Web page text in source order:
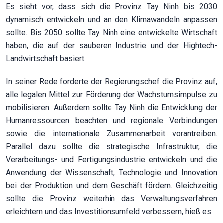
Es sieht vor, dass sich die Provinz Tay Ninh bis 2030
dynamisch entwickeln und an den Klimawandeln anpassen
sollte. Bis 2050 sollte Tay Ninh eine entwickelte Wirtschaft
haben, die auf der sauberen Industrie und der Hightech-
Landwirtschaft basiert.
In seiner Rede forderte der Regierungschef die Provinz auf,
alle legalen Mittel zur Förderung der Wachstumsimpulse zu
mobilisieren. Außerdem sollte Tay Ninh die Entwicklung der
Humanressourcen beachten und regionale Verbindungen
sowie die internationale Zusammenarbeit vorantreiben.
Parallel dazu sollte die strategische Infrastruktur, die
Verarbeitungs- und Fertigungsindustrie entwickeln und die
Anwendung der Wissenschaft, Technologie und Innovation
bei der Produktion und dem Geschäft fördern. Gleichzeitig
sollte die Provinz weiterhin das Verwaltungsverfahren
erleichtern und das Investitionsumfeld verbessern, hieß es.